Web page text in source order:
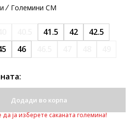
Големини CM
41.5 42
42.5
46
Додади во корпа
ја изберете саканата големина!